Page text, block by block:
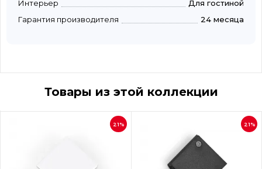
Интерьер
Для гостиной
Гарантия производителя
24 месяца
Товары из этой коллекции
21% 21%